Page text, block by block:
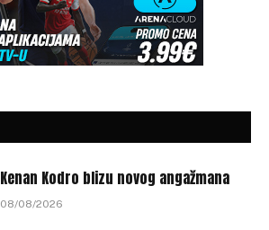
Kenan Kodro blizu novog angažmana
08/08/2026